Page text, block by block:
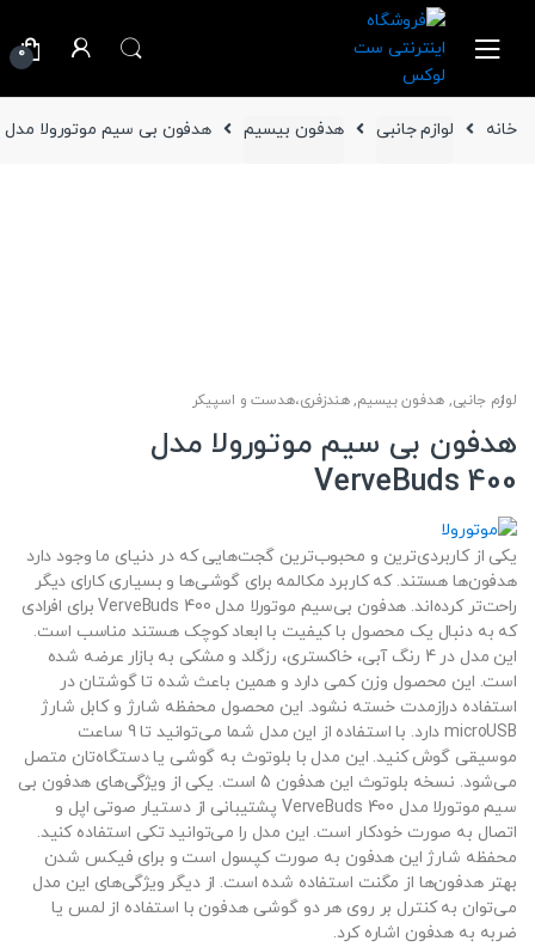
0
خانه لوازم جانبی هدفون بیسیم هدفون بی سیم موتورولا مدل VerveBuds 400
لوازم جانبی,هدفون بیسیم,هندزفری،هدست و اسپیکر
هدفون بی سیم موتورولا مدل
VerveBuds 400
یکی از کاربردی‌ترین و محبوب‌ترین گجت‌هایی که در دنیای ما وجود دارد
هدفون‌ها هستند. که کاربرد مکالمه برای گوشی‌ها و بسیاری کارای دیگر
راحت‌تر کرده‌اند. هدفون بی‌سیم موتورلا مدل VerveBuds 400 برای افرادی
که به دنبال یک محصول با کیفیت با ابعاد کوچک هستند مناسب است.
این مدل در 4 رنگ آبی، خاکستری، رزگلد و مشکی به بازار عرضه شده
است. این محصول وزن کمی دارد و همین باعث شده تا گوشتان در
استفاده درازمدت خسته نشود. این محصول محفظه شارژ و کابل شارژ
microUSB دارد. با استفاده از این مدل شما می‌توانید تا 9 ساعت
موسیقی گوش کنید. این مدل با بلوتوث به گوشی یا دستگاه‌تان متصل
می‌شود. نسخه بلوتوث این هدفون 5 است. یکی از ویژگی‌های هدفون بی
سیم موتورلا مدل VerveBuds 400 پشتیبانی از دستیار صوتی اپل و
اتصال به صورت خودکار است. این مدل را می‌توانید تکی استفاده کنید.
محفظه شارژ این هدفون به صورت کپسول است و برای فیکس شدن
بهتر هدفون‌ها از مگنت استفاده شده است. از دیگر ویژگی‌های این مدل
می‌توان به کنترل بر روی هر دو گوشی هدفون با استفاده از لمس یا
ضربه به هدفون اشاره کرد.